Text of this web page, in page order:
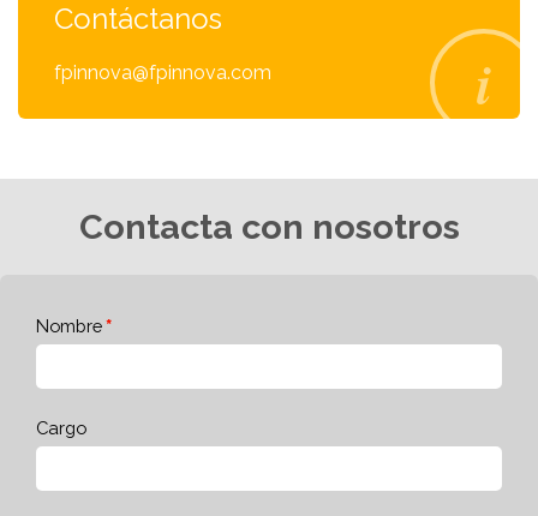
Contáctanos
fpinnova@fpinnova.com
Contacta con nosotros
Nombre
Cargo